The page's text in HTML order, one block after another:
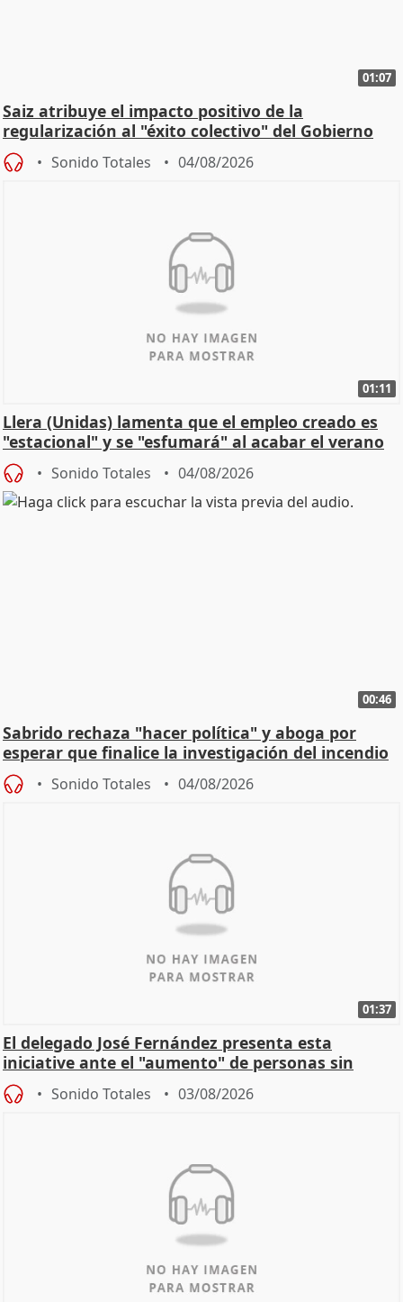
01:07
Saiz atribuye el impacto positivo de la
regularización al "éxito colectivo" del Gobierno
Sonido Totales 04/08/2026
01:11
Llera (Unidas) lamenta que el empleo creado es
"estacional" y se "esfumará" al acabar el verano
Sonido Totales 04/08/2026
00:46
Sabrido rechaza "hacer política" y aboga por
esperar que finalice la investigación del incendio
Sonido Totales 04/08/2026
01:37
El delegado José Fernández presenta esta
iniciative ante el "aumento" de personas sin
hogar en Madri
Sonido Totales 03/08/2026